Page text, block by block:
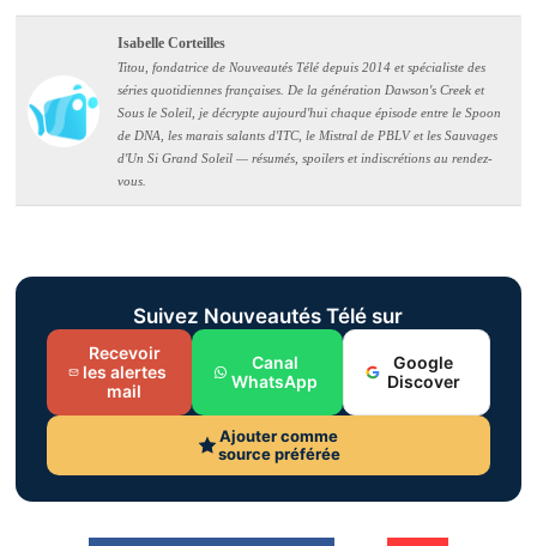
Isabelle Corteilles
Titou, fondatrice de Nouveautés Télé depuis 2014 et spécialiste des
séries quotidiennes françaises. De la génération Dawson's Creek et
Sous le Soleil, je décrypte aujourd'hui chaque épisode entre le Spoon
de DNA, les marais salants d'ITC, le Mistral de PBLV et les Sauvages
d'Un Si Grand Soleil — résumés, spoilers et indiscrétions au rendez-
vous.
Suivez Nouveautés Télé sur
Recevoir
les alertes
mail
Canal
WhatsApp
Google
Discover
Ajouter comme
source préférée